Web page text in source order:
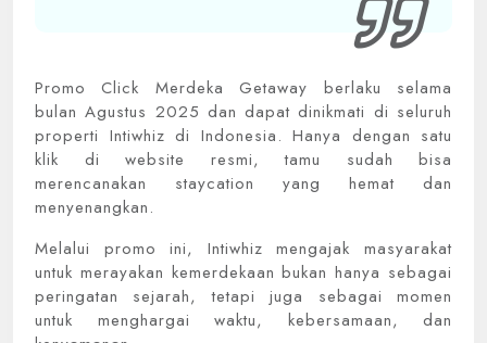
Promo Click Merdeka Getaway berlaku selama
bulan Agustus 2025 dan dapat dinikmati di seluruh
properti Intiwhiz di Indonesia. Hanya dengan satu
klik di website resmi, tamu sudah bisa
merencanakan staycation yang hemat dan
menyenangkan.
Melalui promo ini, Intiwhiz mengajak masyarakat
untuk merayakan kemerdekaan bukan hanya sebagai
peringatan sejarah, tetapi juga sebagai momen
untuk menghargai waktu, kebersamaan, dan